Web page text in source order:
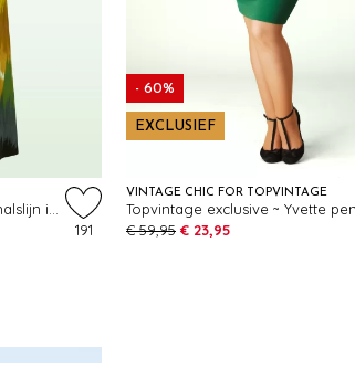
191
- 60%
EXCLUSIEF
VINTAGE CHIC FOR TOPVINTAGE
€ 59,95 € 23,95